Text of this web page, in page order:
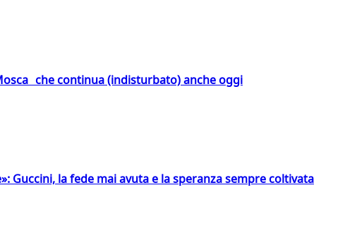
che continua (indisturbato) anche oggi
Guccini, la fede mai avuta e la speranza sempre coltivata